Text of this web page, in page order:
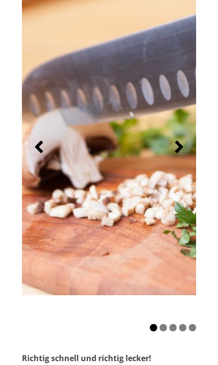
Richtig schnell und richtig lecker!